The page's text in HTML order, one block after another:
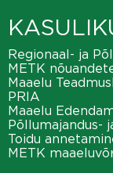
Regionaal- ja
METK
Maaelu
PRIA
Maaelu
Põllumajandus-
Toidu
METK